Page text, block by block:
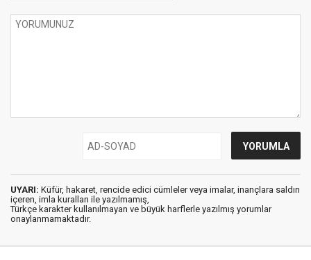
UYARI: Küfür, hakaret, rencide edici cümleler veya imalar, inançlara saldırı
içeren, imla kuralları ile yazılmamış,
Türkçe karakter kullanılmayan ve büyük harflerle yazılmış yorumlar
onaylanmamaktadır.